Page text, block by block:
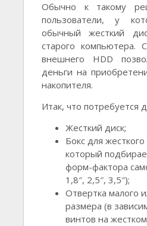
Обычно к такому
пользователи, у
обычный жесткий
старого компьютера.
внешнего HDD
деньги на
накопителя.
Итак, что потребуется
Жесткий диск;
Бокс для жесткого
который
форм-фактора
1,8″, 2,5″, 3,5″);
Отвертка малого
размера (в
винтов на